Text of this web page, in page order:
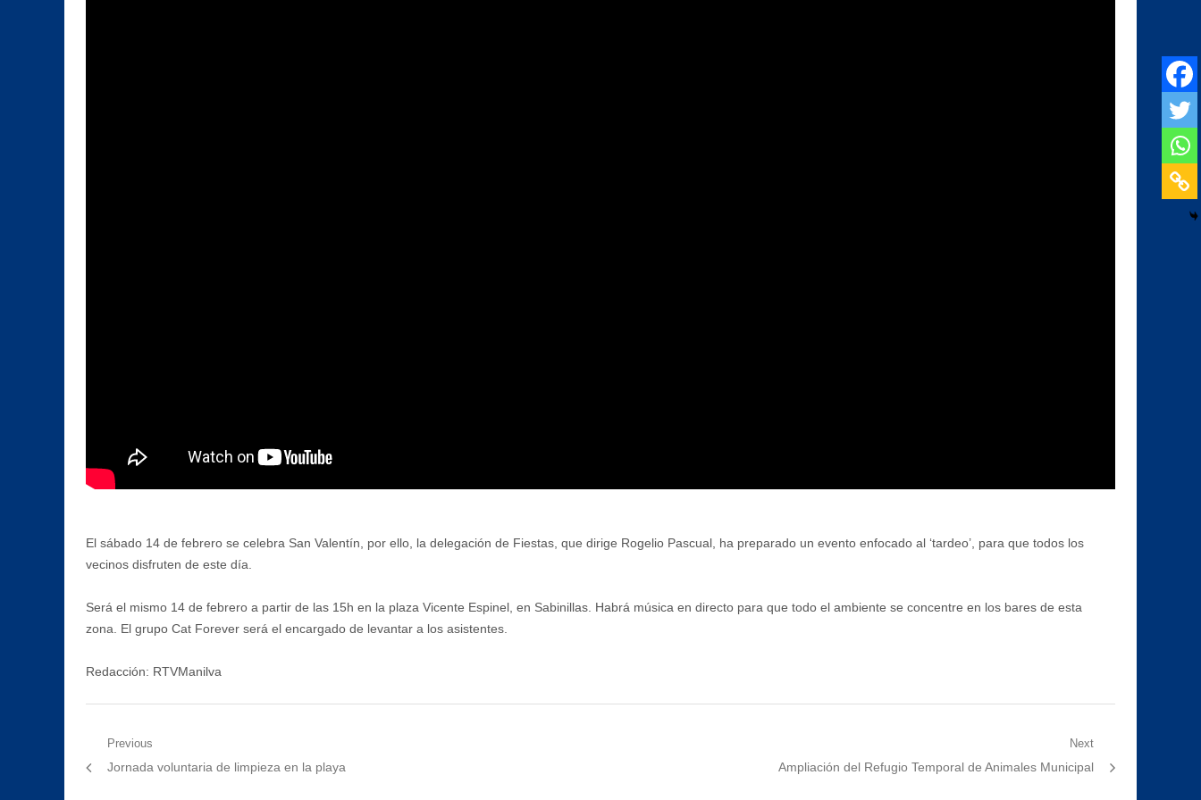
El sábado 14 de febrero se celebra San Valentín, por ello, la delegación de Fiestas, que dirige Rogelio Pascual, ha preparado un evento enfocado al ‘tardeo’, para que todos los
vecinos disfruten de este día.
Será el mismo 14 de febrero a partir de las 15h en la plaza Vicente Espinel, en Sabinillas. Habrá música en directo para que todo el ambiente se concentre en los bares de esta
zona. El grupo Cat Forever será el encargado de levantar a los asistentes.
Redacción: RTVManilva
Navegación
de
Previous
Previous
Jornada voluntaria de limpieza en la playa
Next
Next
Ampliación del Refugio Temporal de Animales Municipal